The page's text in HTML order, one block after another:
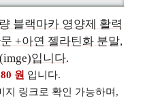
원 입니다.
링크로 확인 가능하며,